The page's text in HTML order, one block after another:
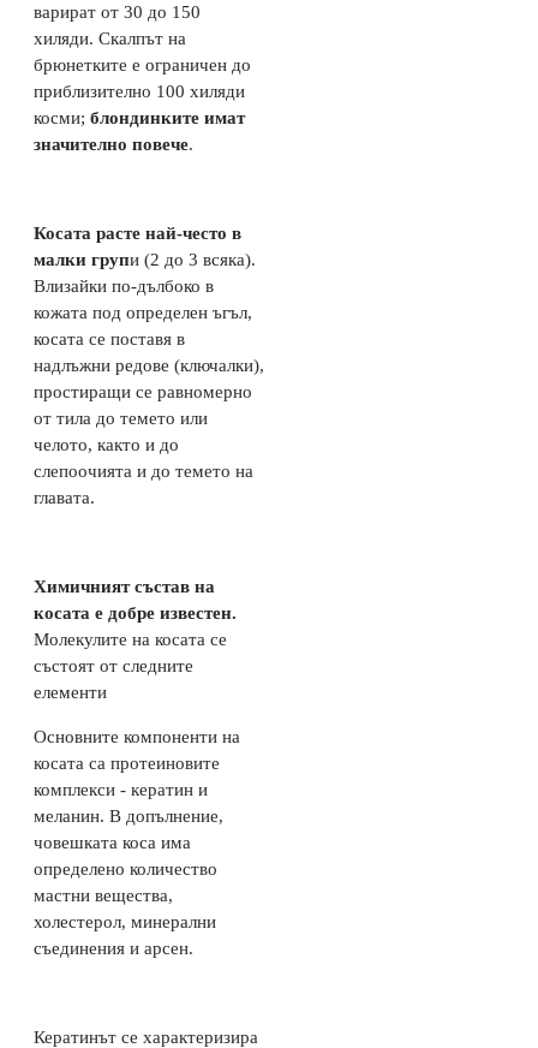
варират от 30 до 150
хиляди. Скалпът на
брюнетките е ограничен до
приблизително 100 хиляди
косми; блондинките имат
значително повече.
Косата расте най-често в
малки групи (2 до 3 всяка).
Влизайки по-дълбоко в
кожата под определен ъгъл,
косата се поставя в
надлъжни редове (ключалки),
простиращи се равномерно
от тила до темето или
челото, както и до
слепоочията и до темето на
главата.
Химичният състав на
косата е добре известен.
Молекулите на косата се
състоят от следните
елементи
Основните компоненти на
косата са протеиновите
комплекси - кератин и
меланин. В допълнение,
човешката коса има
определено количество
мастни вещества,
холестерол, минерални
съединения и арсен.
Кератинът се характеризира